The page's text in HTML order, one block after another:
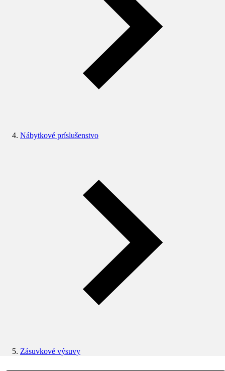
Nábytkové príslušenstvo
Zásuvkové výsuvy